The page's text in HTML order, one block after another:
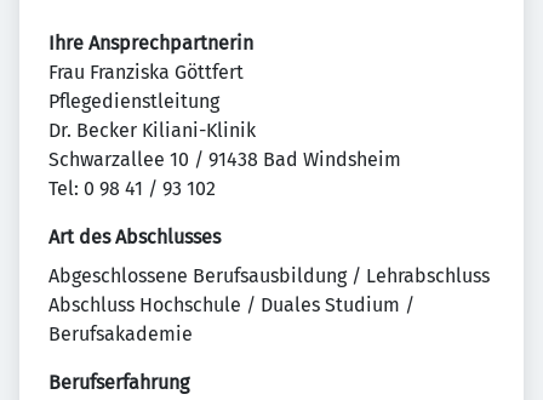
Ihre Ansprechpartnerin
Frau Franziska Göttfert
Pflegedienstleitung
Dr. Becker Kiliani-Klinik
Schwarzallee 10 / 91438 Bad Windsheim
Tel: 0 98 41 / 93 102
Art des Abschlusses
Abgeschlossene Berufsausbildung / Lehrabschluss
Abschluss Hochschule / Duales Studium /
Berufsakademie
Berufserfahrung